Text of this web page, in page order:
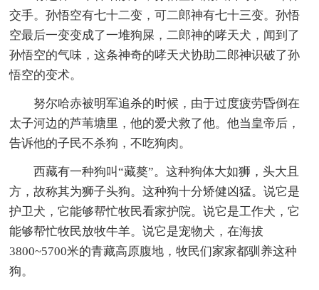
交手。孙悟空有七十二变，可二郎神有七十三变。孙悟
空最后一变变成了一堆狗屎，二郎神的哮天犬，闻到了
孙悟空的气味，这条神奇的哮天犬协助二郎神识破了孙
悟空的变术。
努尔哈赤被明军追杀的时候，由于过度疲劳昏倒在
太子河边的芦苇塘里，他的爱犬救了他。他当皇帝后，
告诉他的子民不杀狗，不吃狗肉。
西藏有一种狗叫“藏獒”。这种狗体大如狮，头大且
方，故称其为狮子头狗。这种狗十分矫健凶猛。说它是
护卫犬，它能够帮忙牧民看家护院。说它是工作犬，它
能够帮忙牧民放牧牛羊。说它是宠物犬，在海拔
3800~5700米的青藏高原腹地，牧民们家家都驯养这种
狗。